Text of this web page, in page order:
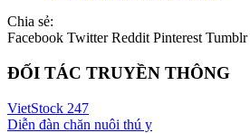
Chia sẻ:
Facebook Twitter Reddit Pinterest Tumblr
ĐỐI TÁC TRUYỀN THÔNG
VietStock 247
Diễn đàn chăn nuôi thú y